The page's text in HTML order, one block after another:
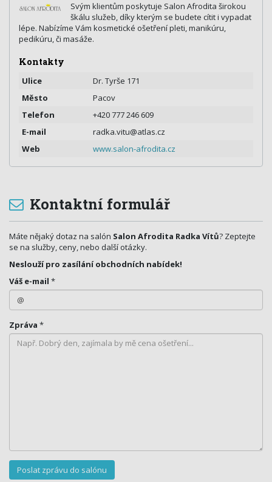
Svým klientům poskytuje Salon Afrodita širokou
škálu služeb, díky kterým se budete cítit i vypadat
lépe. Nabízíme Vám kosmetické ošetření pleti, manikúru,
pedikúru, či masáže.
Kontakty
Ulice
Dr. Tyrše 171
Město
Pacov
Telefon
+420 777 246 609
E-mail
radka.vitu@atlas.cz
Web
www.salon-afrodita.cz
Kontaktní formulář
Máte nějaký dotaz na salón Salon Afrodita Radka Vítů? Zeptejte
se na služby, ceny, nebo další otázky.
Neslouží pro zasílání obchodních nabídek!
Váš e-mail *
Zpráva *